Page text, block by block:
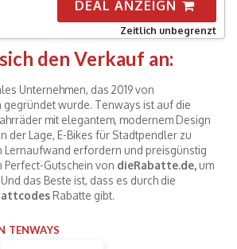
DEAL ANZEIGN
Zeitlich unbegrenzt
den Verkauf an:
Unternehmen, das 2019 von
wurde. Tenways ist auf die
mit elegantem, modernem Design
der Lage, E-Bikes für Stadtpendler zu
Lernaufwand erfordern und preisgünstig
Perfect-Gutschein von dieRabatte.de,um
das Beste ist, dass es durch die
Rabatte gibt.
TENWAYS